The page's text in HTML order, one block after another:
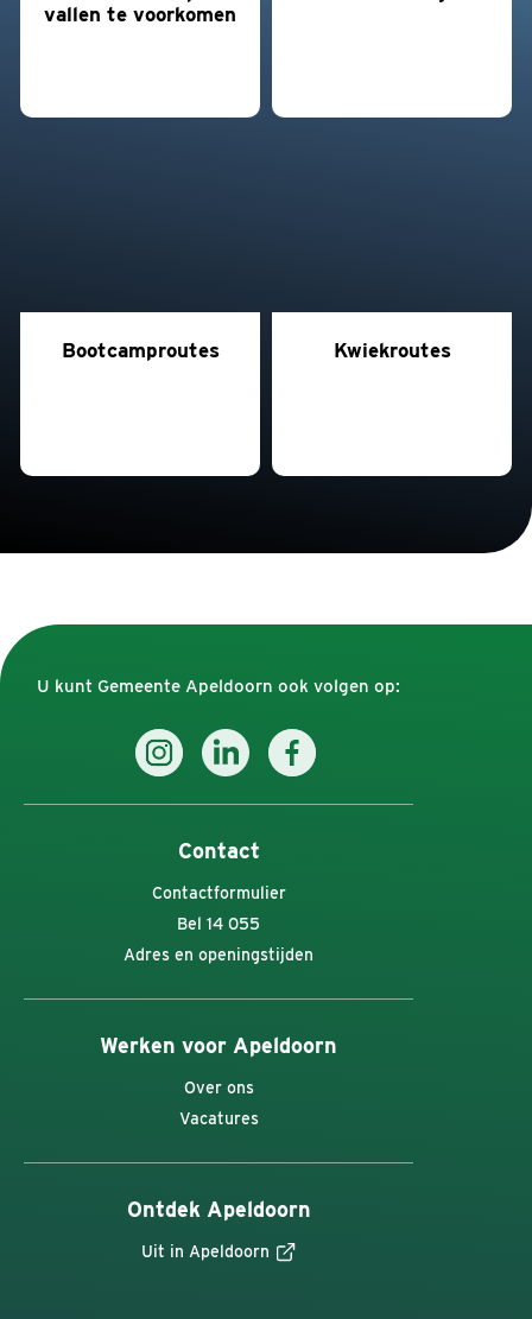
vallen te voorkomen
Bootcamproutes Kwiekroutes
U kunt Gemeente Apeldoorn ook volgen op:
Contact
Contactformulier
Bel 14 055
Adres en openingstijden
Werken voor Apeldoorn
Over ons
Vacatures
Ontdek Apeldoorn
Uit in Apeldoorn